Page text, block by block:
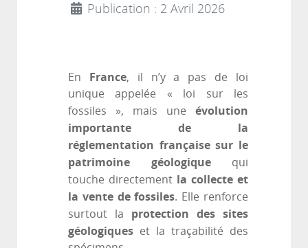
Publication : 2 Avril 2026
En France, il n’y a pas de loi
unique appelée « loi sur les
fossiles », mais une évolution
importante de la
réglementation française sur le
patrimoine géologiquequi
touche directement la collecte et
la vente de fossiles. Elle renforce
surtout la protection des sites
géologiques et la traçabilité des